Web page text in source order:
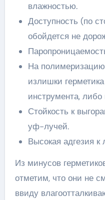
влажностью.
Доступность (по
обойдется не
На полимеризацию
излишки
инструмента, либо
Стойкость к
уф-лучей.
Высокая адгезия
Из минусов
отметим, что они не
ввиду